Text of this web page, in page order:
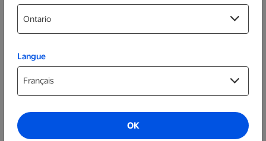
Tasses, verres et bouteilles
Gobelet métallique personnalisé noir de
Langue
OK